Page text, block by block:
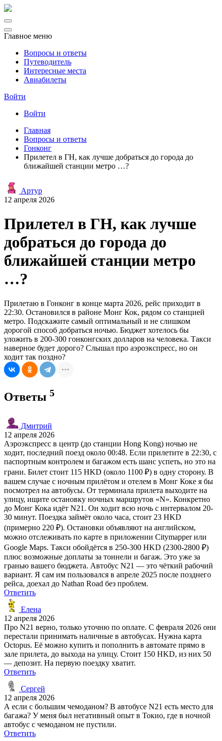
Главное меню
Вопросы и ответы
Путеводитель
Интересные места
Авиабилеты
Войти
Войти
Главная
Вопросы и ответы
Гонконг
Прилетел в ГН, как лучше добраться до города до
ближайшей станции метро …?
Артур
12 апреля 2026
Прилетел в ГН, как лучше
добраться до города до
ближайшей станции метро
…?
Прилетаю в Гонконг в конце марта 2026, рейс приходит в
22:30. Остановился в районе Монг Кок, рядом со станцией
метро. Подскажите самый оптимальный и не слишком
дорогой способ добраться ночью. Бюджет хотелось бы
уложить в 200-300 гонконгских долларов на человека. Такси
наверное будет дорого? Слышал про аэроэкспресс, но он
ходит так поздно?
Ответы 5
Дмитрий
12 апреля 2026
Аэроэкспресс в центр (до станции Hong Kong) ночью не
ходит, последний поезд около 00:48. Если прилетите в 22:30, с
паспортным контролем и багажом есть шанс успеть, но это на
грани. Билет стоит 115 HKD (около 1100 ₽) в одну сторону. В
вашем случае с ночным прилётом и отелем в Монг Коке я бы
посмотрел на автобусы. От терминала прилета выходите на
улицу, ищите остановку ночных маршрутов «N». Конкретно
до Монг Кока идёт N21. Он ходит всю ночь с интервалом 20-
30 минут. Поездка займёт около часа, стоит 23 HKD
(примерно 220 ₽). Остановки объявляют на английском,
можно отслеживать по карте в приложении Citymapper или
Google Maps. Такси обойдётся в 250-300 HKD (2300-2800 ₽)
плюс возможные доплаты за тоннели и багаж. Это уже за
гранью вашего бюджета. Автобус N21 — это чёткий рабочий
вариант. Я сам им пользовался в апреле 2025 после позднего
рейса, доехал до Nathan Road без проблем.
Ответить
Елена
12 апреля 2026
Про N21 верно, только уточню по оплате. С февраля 2026 они
перестали принимать наличные в автобусах. Нужна карта
Octopus. Её можно купить и пополнить в автомате прямо в
зале прилета, до выхода на улицу. Стоит 150 HKD, из них 50
— депозит. На первую поездку хватит.
Ответить
Сергей
12 апреля 2026
А если с большим чемоданом? В автобусе N21 есть место для
багажа? У меня был негативный опыт в Токио, где в ночной
автобус с чемоданом не пустили.
Ответить